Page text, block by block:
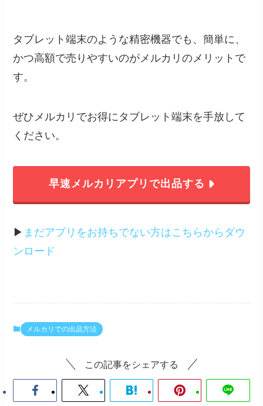
タブレット端末のような精密機器でも、簡単に、
かつ高額で売りやすいのがメルカリのメリットで
す。
ぜひメルカリでお得にタブレット端末を手放して
ください。
早速メルカリアプリで出品する
▶︎ まだアプリをお持ちでない方はこちらからダウ
ンロード
メルカリでの出品方法
この記事をシェアする